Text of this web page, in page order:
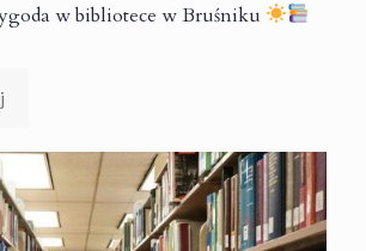
w bibliotece w Bruśniku